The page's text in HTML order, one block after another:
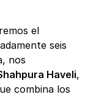
el
seis
nos
Haveli,
combina los